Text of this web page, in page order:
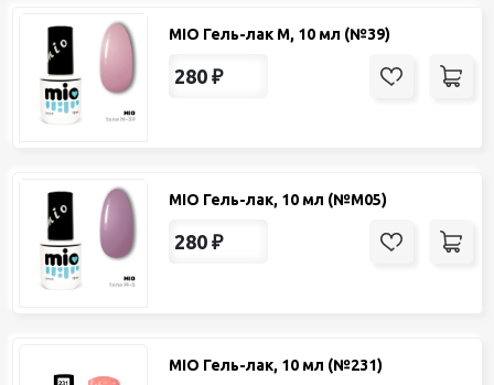
MIO Гель-лак М, 10 мл (№39)
280 ₽
MIO Гель-лак, 10 мл (№М05)
280 ₽
MIO Гель-лак, 10 мл (№231)